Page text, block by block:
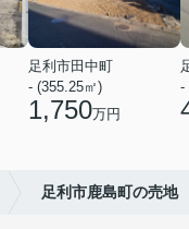
足利市田中町
- (355.25㎡)
1,750万円
-
足利市鹿島町の売地